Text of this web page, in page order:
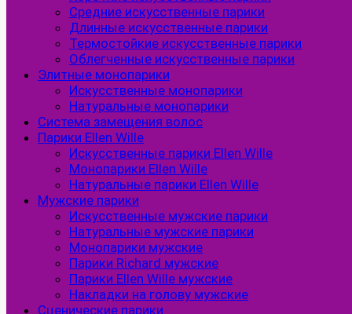
Средние искусственные парики
Длинные искусственные парики
Термостойкие искусственные парики
Облегченные искусственные парики
Элитные монопарики
Искусственные монопарики
Натуральные монопарики
Система замещения волос
Парики Ellen Wille
Искусственные парики Ellen Wille
Монопарики Ellen Wille
Натуральные парики Ellen Wille
Мужские парики
Искусственные мужские парики
Натуральные мужские парики
Монопарики мужские
Парики Richard мужские
Парики Ellen Wille мужские
Накладки на голову мужские
Сценические парики